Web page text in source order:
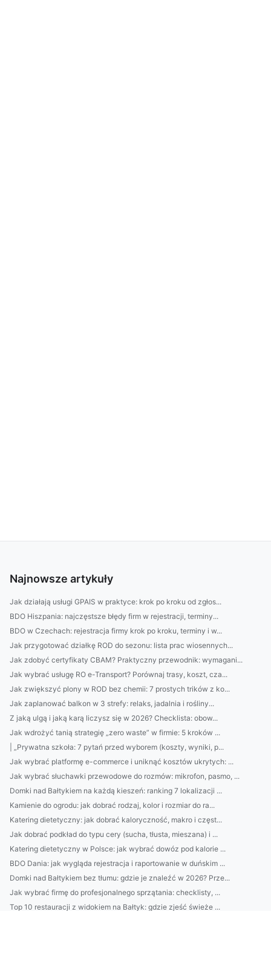
Najnowsze artykuły
Jak działają usługi GPAIS w praktyce: krok po kroku od zgłos...
BDO Hiszpania: najczęstsze błędy firm w rejestracji, terminy...
BDO w Czechach: rejestracja firmy krok po kroku, terminy i w...
Jak przygotować działkę ROD do sezonu: lista prac wiosennych...
Jak zdobyć certyfikaty CBAM? Praktyczny przewodnik: wymagani...
Jak wybrać usługę RO e-Transport? Porównaj trasy, koszt, cza...
Jak zwiększyć plony w ROD bez chemii: 7 prostych trików z ko...
Jak zaplanować balkon w 3 strefy: relaks, jadalnia i rośliny...
Z jaką ulgą i jaką karą liczysz się w 2026? Checklista: obow...
Jak wdrożyć tanią strategię „zero waste” w firmie: 5 kroków ...
| „Prywatna szkoła: 7 pytań przed wyborem (koszty, wyniki, p...
Jak wybrać platformę e-commerce i uniknąć kosztów ukrytych: ...
Jak wybrać słuchawki przewodowe do rozmów: mikrofon, pasmo, ...
Domki nad Bałtykiem na każdą kieszeń: ranking 7 lokalizacji ...
Kamienie do ogrodu: jak dobrać rodzaj, kolor i rozmiar do ra...
Katering dietetyczny: jak dobrać kaloryczność, makro i częst...
Jak dobrać podkład do typu cery (sucha, tłusta, mieszana) i ...
Katering dietetyczny w Polsce: jak wybrać dowóz pod kalorie ...
BDO Dania: jak wygląda rejestracja i raportowanie w duńskim ...
Domki nad Bałtykiem bez tłumu: gdzie je znaleźć w 2026? Prze...
Jak wybrać firmę do profesjonalnego sprzątania: checklisty, ...
Top 10 restauracji z widokiem na Bałtyk: gdzie zjeść świeże ...